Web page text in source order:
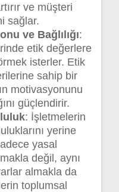
ve müşteri
sağlar.
ve Bağlılığı:
etik değerlere
isterler. Etik
sahip bir
motivasyonunu
güçlendirir.
: İşletmelerin
yerine
yasal
değil, aynı
almakla da
toplumsal